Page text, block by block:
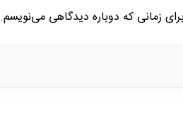
زمانی که دوباره دیدگاهی می‌نویسم.